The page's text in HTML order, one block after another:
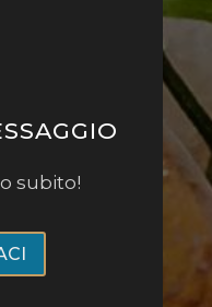
subito!